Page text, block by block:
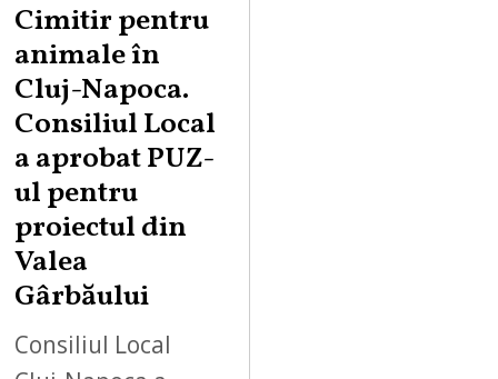
Cimitir pentru
animale în
Cluj-Napoca.
Consiliul Local
a aprobat PUZ-
ul pentru
proiectul din
Valea
Gârbăului
Consiliul Local